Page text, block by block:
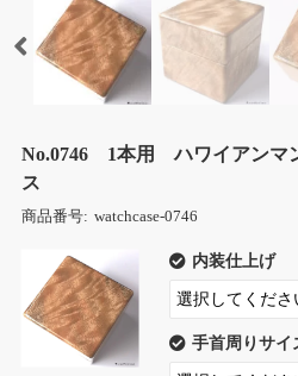
No.0746 1本用 ハワイアンマ
ス
商品番号: watchcase-0746
内装仕上げ
手首周りサイ